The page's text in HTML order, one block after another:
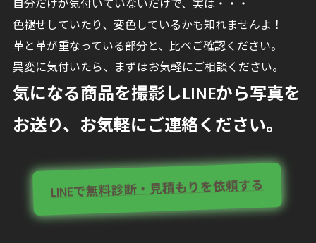
自分だけが気付いていないだけで、実は・・・
色褪せしていたり、変色しているかも知れませんよ！
革と革が重なっている部分と、比べご確認ください。
異変に気付いたら、まずはお気軽にご相談ください。
気になる商品を撮影しLINEから写真を
お送り、お気軽にご連絡ください。
LINEで無料診断・見積もりを依頼する